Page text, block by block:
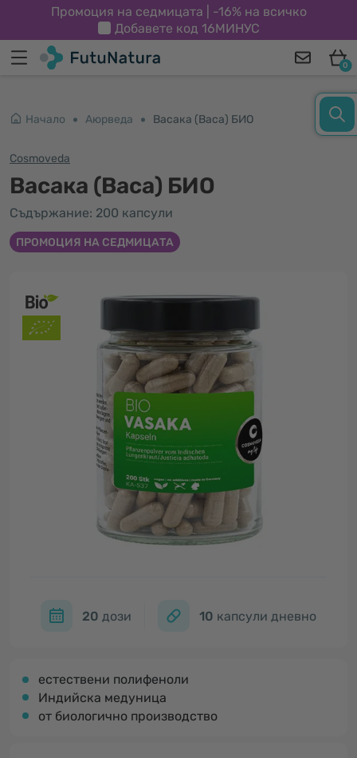
Промоция на седмицата | -16% на всичко
Добавете код 16МИНУС
0
Начало Аюрведа Васака (Васа) БИО
Cosmoveda
Васака (Васа) БИО
Съдържание: 200 капсули
ПРОМОЦИЯ НА СЕДМИЦАТА
20 дози 10 капсули дневно
естествени полифеноли
Индийска медуница
от биологично производство